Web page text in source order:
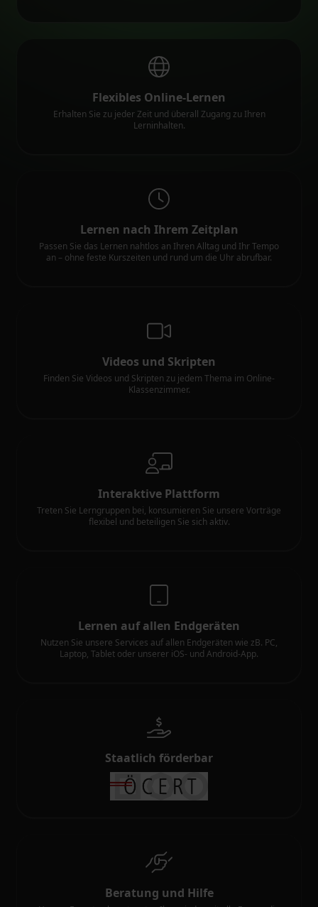
Flexibles Online-Lernen
Erhalten Sie zu jeder Zeit und überall Zugang zu Ihren
Lerninhalten.
Lernen nach Ihrem Zeitplan
Passen Sie das Lernen nahtlos an Ihren Alltag und Ihr Tempo
an – ohne feste Kurszeiten und rund um die Uhr abrufbar.
Videos und Skripten
Finden Sie Videos und Skripten zu jedem Thema im Online-
Klassenzimmer.
Interaktive Plattform
Treten Sie Lerngruppen bei, konsumieren Sie unsere Vorträge
flexibel und beteiligen Sie sich aktiv.
Lernen auf allen Endgeräten
Nutzen Sie unsere Services auf allen Endgeräten wie zB. PC,
Laptop, Tablet oder unserer iOS- und Android-App.
Staatlich förderbar
Beratung und Hilfe